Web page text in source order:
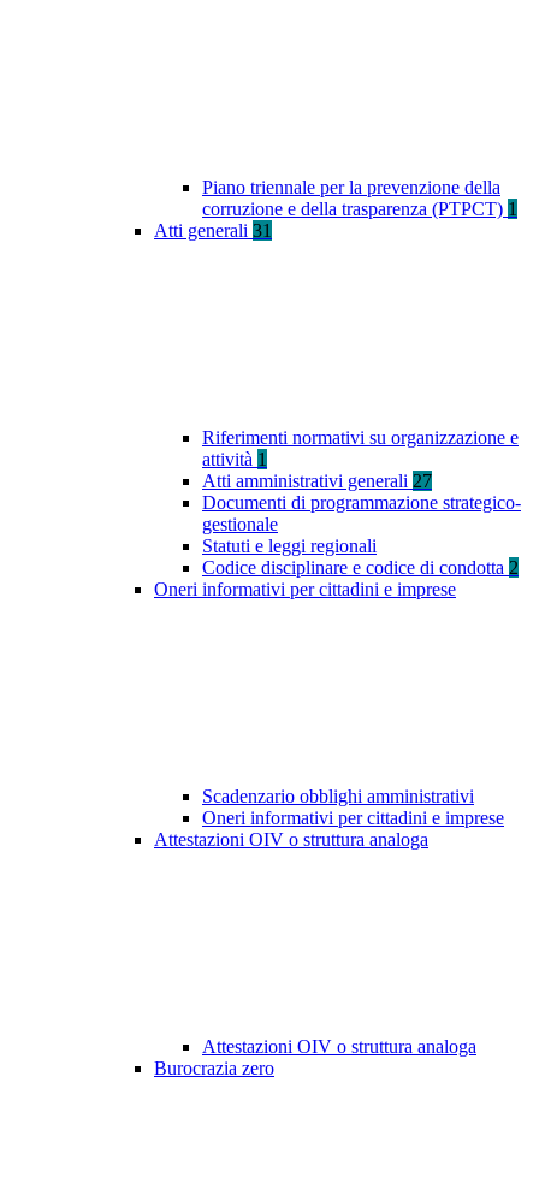
Piano triennale per la prevenzione della
corruzione e della trasparenza (PTPCT) 1
Atti generali 31
Riferimenti normativi su organizzazione e
attività 1
Atti amministrativi generali 27
Documenti di programmazione strategico-
gestionale
Statuti e leggi regionali
Codice disciplinare e codice di condotta 2
Oneri informativi per cittadini e imprese
Scadenzario obblighi amministrativi
Oneri informativi per cittadini e imprese
Attestazioni OIV o struttura analoga
Attestazioni OIV o struttura analoga
Burocrazia zero